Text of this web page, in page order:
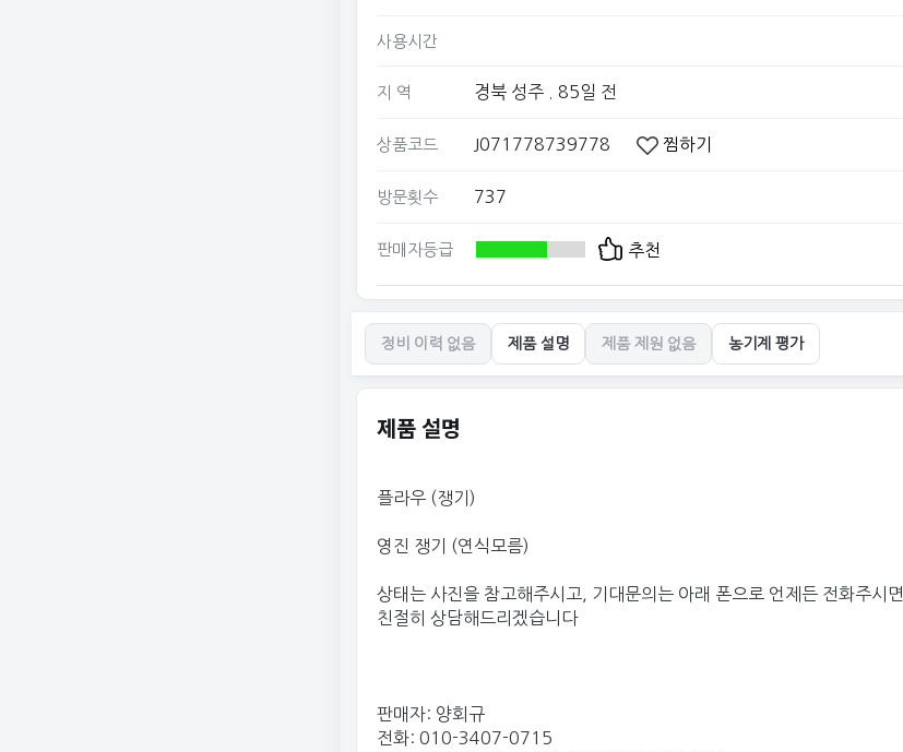
사용시간
지 역 경북 성주 . 85일 전
상품코드 J071778739778 찜하기
방문횟수 737
판매자등급 추천
정비 이력 없음 제품 설명 제품 제원 없음 농기계 평가
제품 설명
플라우 (쟁기)
영진 쟁기 (연식모름)
상태는 사진을 참고해주시고, 기대문의는 아래 폰으로 언제든 전화주시면
친절히 상담해드리겠습니다
판매자: 양회규
전화: 010-3407-0715